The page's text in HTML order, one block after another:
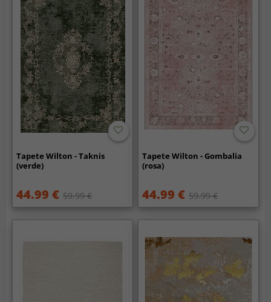
Tapete Wilton - Taknis
(verde)
44.99 € 59.99 €
Tapete Wilton - Gombalia
(rosa)
44.99 € 59.99 €